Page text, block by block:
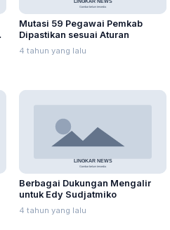
Mutasi 59 Pegawai Pemkab
Dipastikan sesuai Aturan
4 tahun yang lalu
Berbagai Dukungan Mengalir
untuk Edy Sudjatmiko
4 tahun yang lalu